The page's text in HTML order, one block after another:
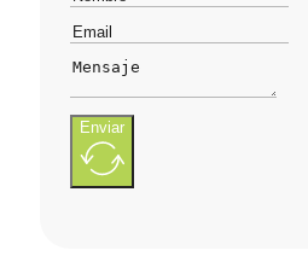
Enviar